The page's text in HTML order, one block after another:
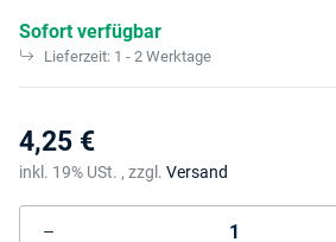
Sofort verfügbar
Lieferzeit: 1 - 2 Werktage
4,25 €
inkl. 19% USt. , zzgl. Versand